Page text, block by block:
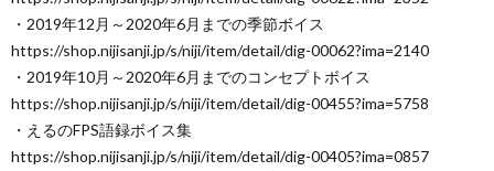
・2019年12月～2020年6月までの季節ボイス
https://shop.nijisanji.jp/s/niji/item/detail/dig-00062?ima=2140
・2019年10月～2020年6月までのコンセプトボイス
https://shop.nijisanji.jp/s/niji/item/detail/dig-00455?ima=5758
・えるのFPS語録ボイス集
https://shop.nijisanji.jp/s/niji/item/detail/dig-00405?ima=0857